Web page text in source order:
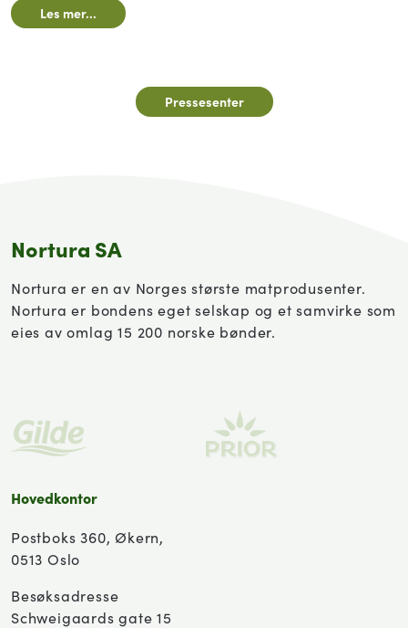
Les mer...
Pressesenter
Nortura SA
Nortura er en av Norges største matprodusenter.
Nortura er bondens eget selskap og et samvirke som
eies av omlag 15 200 norske bønder.
Hovedkontor
Postboks 360, Økern,
0513 Oslo
Besøksadresse
Schweigaards gate 15